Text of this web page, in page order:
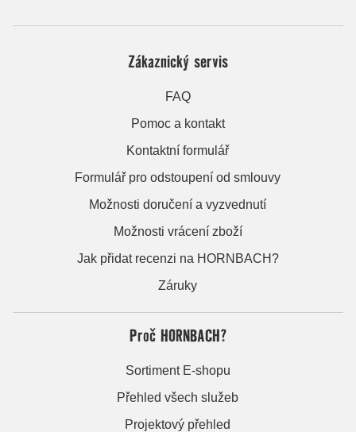
Zákaznický servis
FAQ
Pomoc a kontakt
Kontaktní formulář
Formulář pro odstoupení od smlouvy
Možnosti doručení a vyzvednutí
Možnosti vrácení zboží
Jak přidat recenzi na HORNBACH?
Záruky
Proč HORNBACH?
Sortiment E-shopu
Přehled všech služeb
Projektový přehled